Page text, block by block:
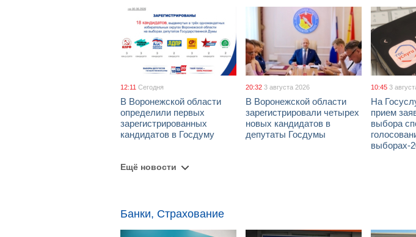
12:11 Сегодня
В Воронежской области
определили первых
зарегистрированных
кандидатов в Госдуму
20:32 3 августа 2026
В Воронежской области
зарегистрировали четырех
новых кандидатов в
депутаты Госдумы
10:45 3
На
прием
выбора
выборах-
Ещё новости
Банки, Страхование